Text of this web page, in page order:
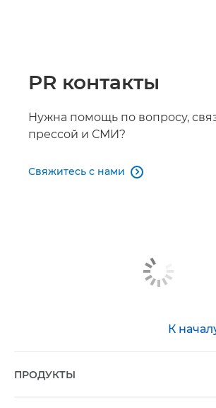
PR контакты
Нужна помощь по вопросу,
прессой и СМИ?
Свяжитесь с нами 
К
ПРОДУКТЫ